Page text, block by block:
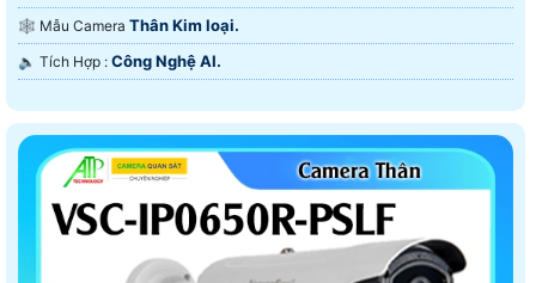
🕸️ Mẫu Camera Thân Kim loại.
️🔈 Tích Hợp : Công Nghệ AI.